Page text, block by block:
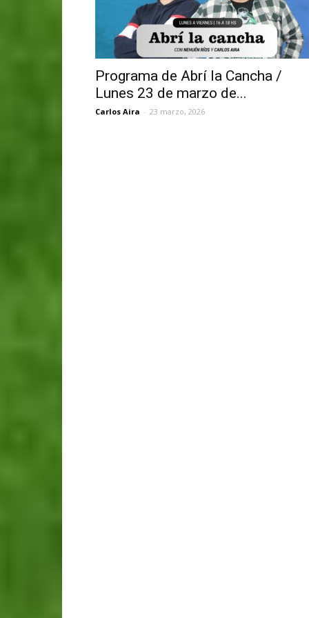
Programa de Abrí la Cancha /
Lunes 23 de marzo de...
Carlos Aira - 23 marzo, 2026